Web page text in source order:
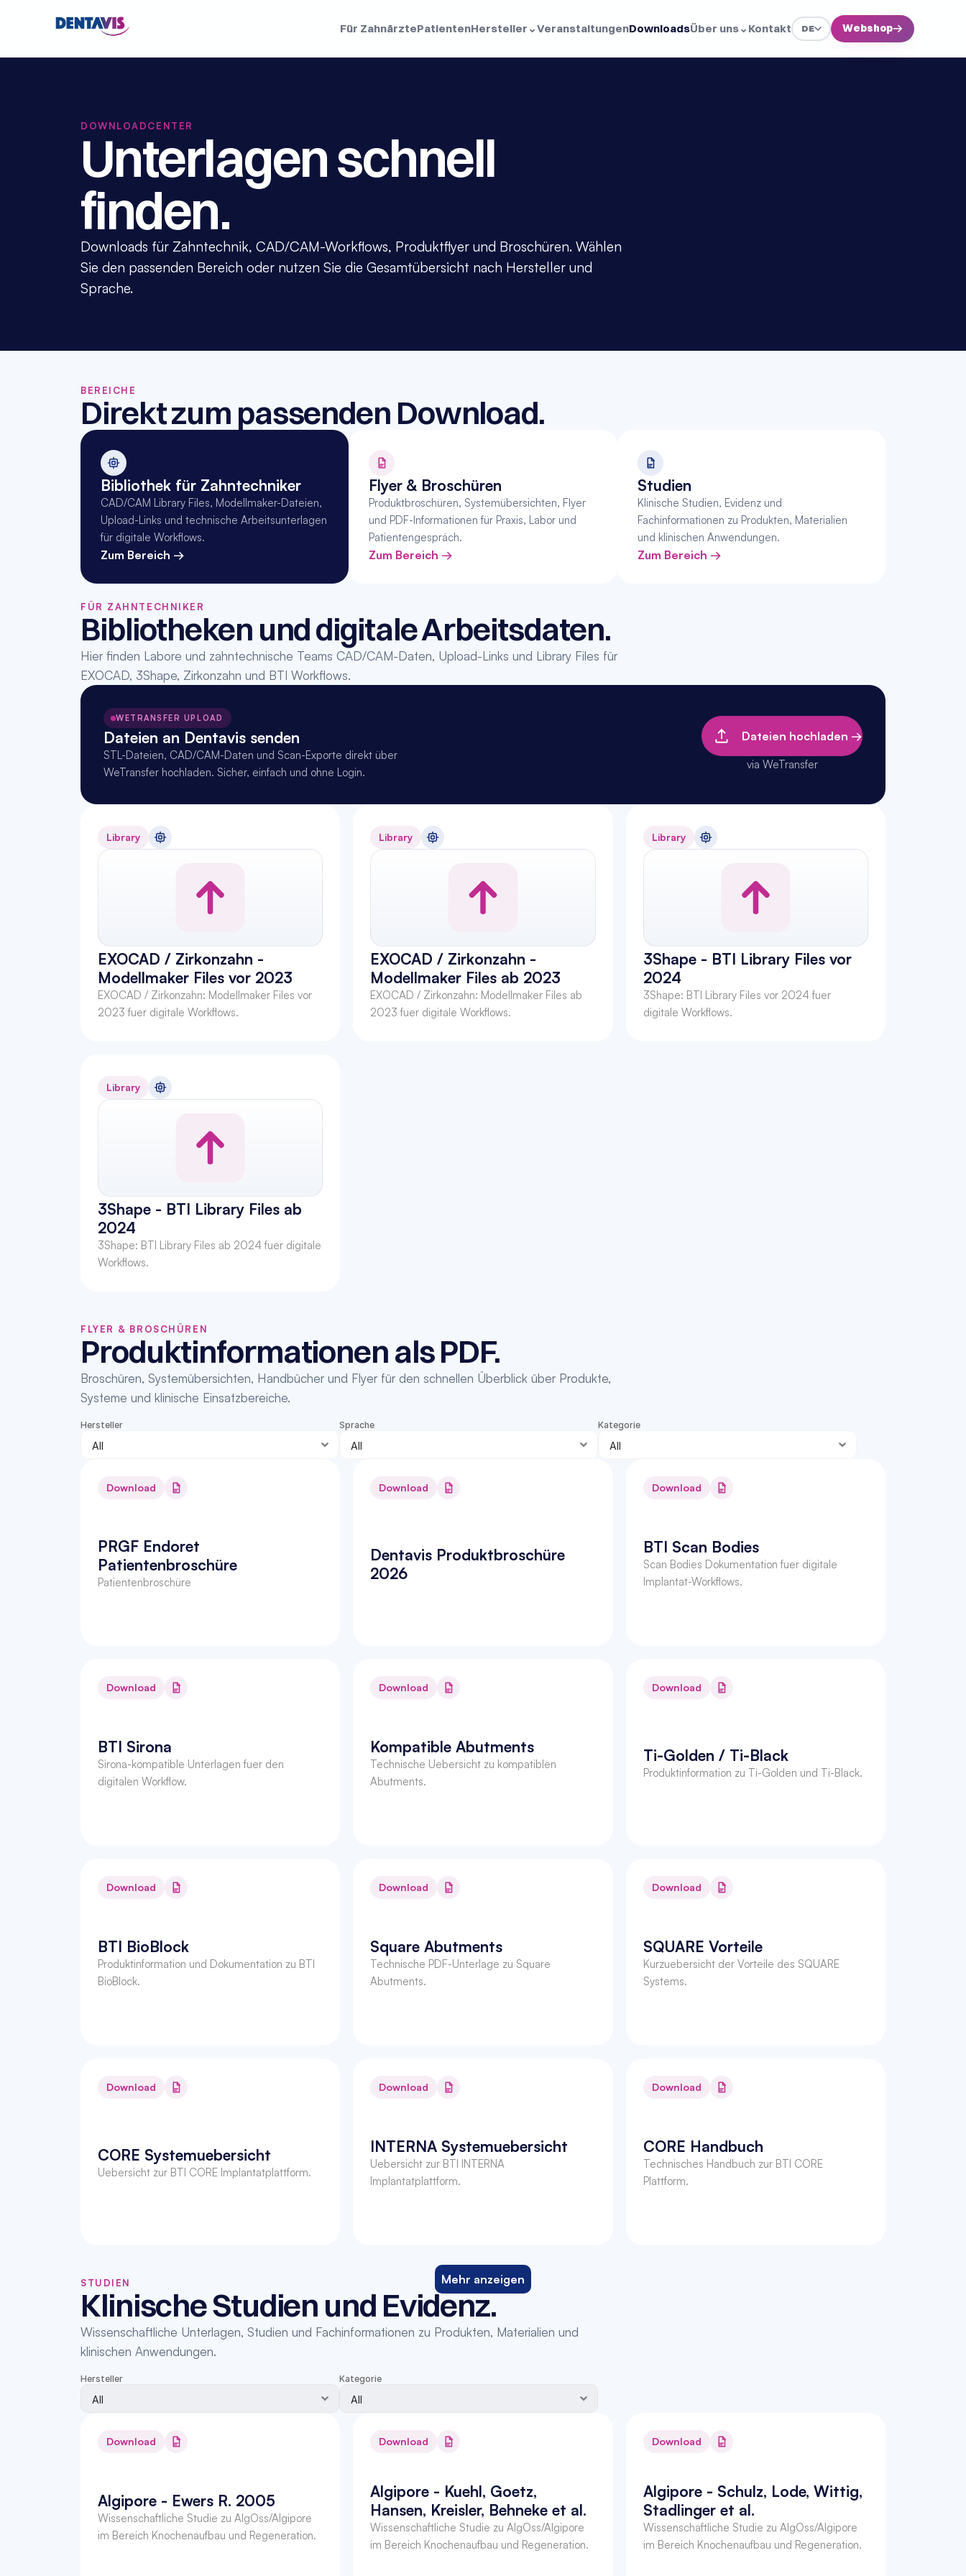
Für ZahnärztePatientenHersteller ⌄VeranstaltungenDownloadsÜber uns⌄ Kontakt DE Webshop→
DOWNLOADCENTER
Unterlagen schnell
finden.
Downloads für Zahntechnik, CAD/CAM-Workflows, Produktflyer und Broschüren. Wählen
Sie den passenden Bereich oder nutzen Sie die Gesamtübersicht nach Hersteller und
Sprache.
BEREICHE
Direkt zum passenden Download.
Bibliothek für Zahntechniker
CAD/CAM Library Files, Modellmaker-Dateien,
Upload-Links und technische Arbeitsunterlagen
für digitale Workflows.
Zum Bereich →
Flyer & Broschüren
Produktbroschüren, Systemübersichten, Flyer
und PDF-Informationen für Praxis, Labor und
Patientengespräch.
Zum Bereich →
Studien
Klinische Studien, Evidenz und
Fachinformationen zu Produkten, Materialien
und klinischen Anwendungen.
Zum Bereich →
FÜR ZAHNTECHNIKER
Bibliotheken und digitale Arbeitsdaten.
Hier finden Labore und zahntechnische Teams CAD/CAM-Daten, Upload-Links und Library Files für
EXOCAD, 3Shape, Zirkonzahn und BTI Workflows.
WETRANSFER UPLOAD
Dateien an Dentavis senden
STL-Dateien, CAD/CAM-Daten und Scan-Exporte direkt über
WeTransfer hochladen. Sicher, einfach und ohne Login.
Dateien hochladen →
via WeTransfer
Library
EXOCAD / Zirkonzahn -
Modellmaker Files vor 2023
EXOCAD / Zirkonzahn: Modellmaker Files vor
2023 fuer digitale Workflows.
Library
EXOCAD / Zirkonzahn -
Modellmaker Files ab 2023
EXOCAD / Zirkonzahn: Modellmaker Files ab
2023 fuer digitale Workflows.
Library
3Shape - BTI Library Files vor
2024
3Shape: BTI Library Files vor 2024 fuer
digitale Workflows.
Library
3Shape - BTI Library Files ab
2024
3Shape: BTI Library Files ab 2024 fuer digitale
Workflows.
FLYER & BROSCHÜREN
Produktinformationen als PDF.
Broschüren, Systemübersichten, Handbücher und Flyer für den schnellen Überblick über Produkte,
Systeme und klinische Einsatzbereiche.
Hersteller Sprache Kategorie
Download
PRGF Endoret
Patientenbroschüre
Patientenbroschüre
Download
Dentavis Produktbroschüre
2026
Download
BTI Scan Bodies
Scan Bodies Dokumentation fuer digitale
Implantat-Workflows.
Download
BTI Sirona
Sirona-kompatible Unterlagen fuer den
digitalen Workflow.
Download
Kompatible Abutments
Technische Uebersicht zu kompatiblen
Abutments.
Download
Ti-Golden / Ti-Black
Produktinformation zu Ti-Golden und Ti-Black.
Download
BTI BioBlock
Produktinformation und Dokumentation zu BTI
BioBlock.
Download
Square Abutments
Technische PDF-Unterlage zu Square
Abutments.
Download
SQUARE Vorteile
Kurzuebersicht der Vorteile des SQUARE
Systems.
Download
CORE Systemuebersicht
Uebersicht zur BTI CORE Implantatplattform.
Download
INTERNA Systemuebersicht
Uebersicht zur BTI INTERNA
Implantatplattform.
Download
CORE Handbuch
Technisches Handbuch zur BTI CORE
Plattform.
Mehr anzeigen
STUDIEN
Klinische Studien und Evidenz.
Wissenschaftliche Unterlagen, Studien und Fachinformationen zu Produkten, Materialien und
klinischen Anwendungen.
Hersteller Kategorie
Download
Algipore - Ewers R. 2005
Wissenschaftliche Studie zu AlgOss/Algipore
im Bereich Knochenaufbau und Regeneration.
Download
Algipore - Kuehl, Goetz,
Hansen, Kreisler, Behneke et al.
Wissenschaftliche Studie zu AlgOss/Algipore
im Bereich Knochenaufbau und Regeneration.
Download
Algipore - Schulz, Lode, Wittig,
Stadlinger et al.
Wissenschaftliche Studie zu AlgOss/Algipore
im Bereich Knochenaufbau und Regeneration.